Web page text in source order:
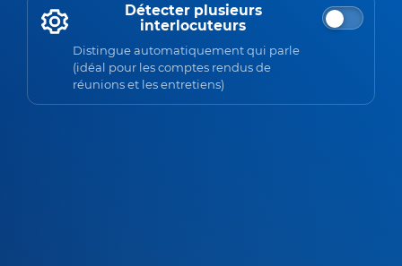
Détecter plusieurs
interlocuteurs
Distingue automatiquement qui parle
(idéal pour les comptes rendus de
réunions et les entretiens)